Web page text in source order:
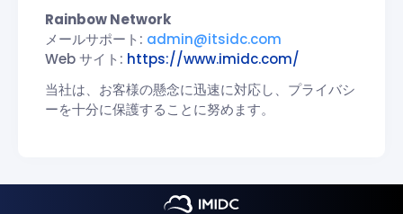
Rainbow Network
メールサポート: admin@itsidc.com
Web サイト: https://www.imidc.com/
当社は、お客様の懸念に迅速に対応し、プライバシ
ーを十分に保護することに努めます。